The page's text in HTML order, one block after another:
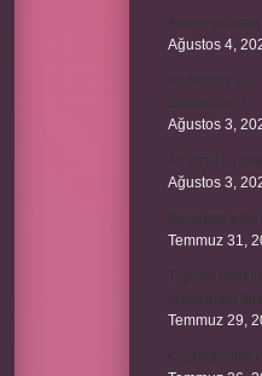
Ağustos 4,
Abdestsiz
Ağustos 3,
45 bin TL
Ağustos 3,
Temmuz 31,
Toplam limit
Temmuz 29,